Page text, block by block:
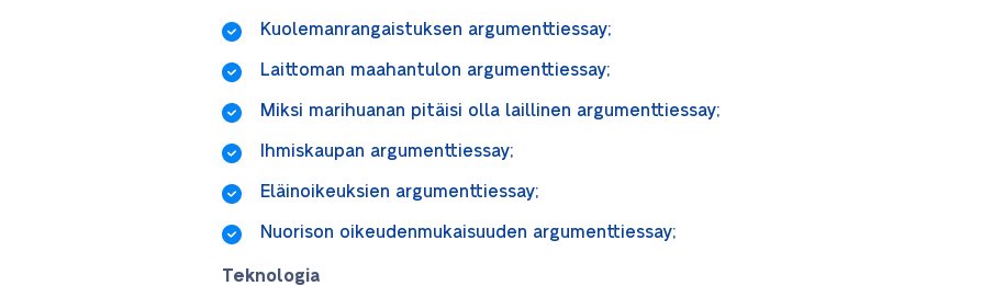
Kuolemanrangaistuksen argumenttiessay;
Laittoman maahantulon argumenttiessay;
Miksi marihuanan pitäisi olla laillinen argumenttiessay;
Ihmiskaupan argumenttiessay;
Eläinoikeuksien argumenttiessay;
Nuorison oikeudenmukaisuuden argumenttiessay;
Teknologia